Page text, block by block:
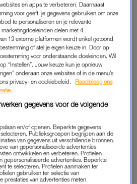
13 december terug op televisie. Het
door tot 21 januari. Philip Freriks is
dienst en Maarten van Rossem
Derwig, regisseur Johan
Yuki Kempees maken in het
Ook presentatrice
Randy Fokker en politicus Joost
meldde KRO-NCRV maandag.
winter brak meerdere
en apps te verbeteren. Daarnaast
voor geeft, je gegevens gebruiken om onze
te personaliseren en je relevante
delen met 4
13 externe platformen wordt enkel getoond
of stel je eigen keuze in. Door op
voor onderstaande doeleinden. Wil
“Instellen”. Jouw keuze kun je opnieuw
onderaan onze websites of in de menu’s
privacy- en cookiebeleid.
Raadpleeg ons
gegevens voor de volgende
en/of openen. Beperkte gegevens
Publieksgroepen begrijpen aan de
van gegevens uit verschillende bronnen.
van gepersonaliseerde advertenties.
ontwikkelen en verbeteren. Profielen
gepersonaliseerde advertenties. Beperkte
te selecteren. Profielen aanmaken ter
gebruiken ter selectie van
prestaties van advertenties meten.